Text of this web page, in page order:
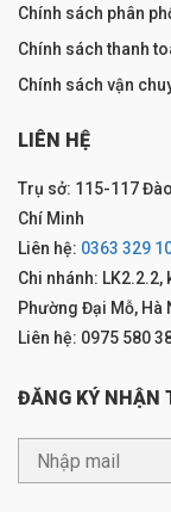
Chính sách phân
Chính sách thanh
Chính sách vận
LIÊN HỆ
Trụ sở: 115-117
Chí Minh
Liên hệ: 0363 329
Chi nhánh:
Phường Đại Mỗ, Hà
Liên hệ: 0975 580
ĐĂNG KÝ NHẬN